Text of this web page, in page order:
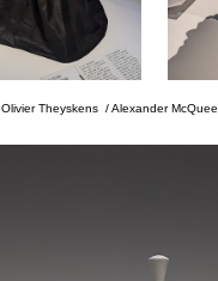
Olivier Theyskens / Alexander